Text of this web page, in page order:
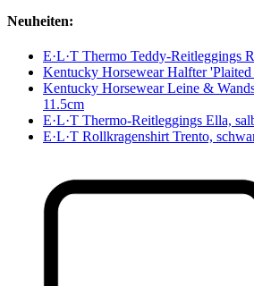
Neuheiten:
E·L·T Thermo Teddy-Reitleggings
Kentucky Horsewear Halfter
Kentucky Horsewear Leine &
11.5cm
E·L·T Thermo-Reitleggings Ella,
E·L·T Rollkragenshirt Trento,